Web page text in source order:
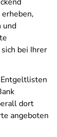
und
bei Ihrer
dort
angeboten